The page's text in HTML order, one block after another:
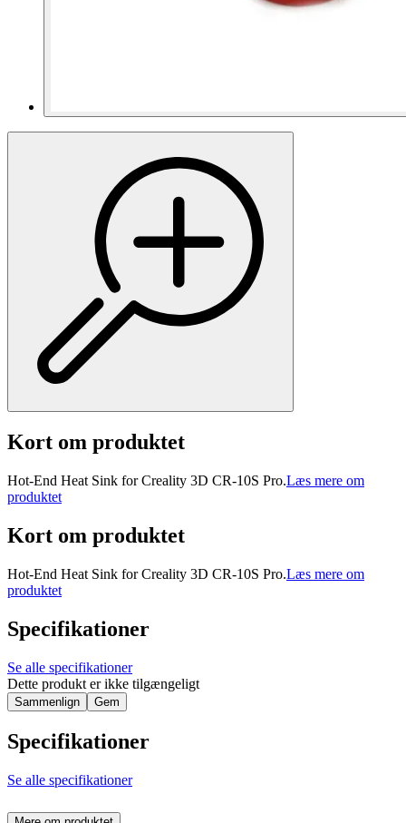
Kort om produktet
Hot-End Heat Sink for Creality 3D CR-10S Pro.Læs mere om
produktet
Kort om produktet
Hot-End Heat Sink for Creality 3D CR-10S Pro.Læs mere om
produktet
Specifikationer
Se alle specifikationer
Dette produkt er ikke tilgængeligt
Sammenlign Gem
Specifikationer
Se alle specifikationer